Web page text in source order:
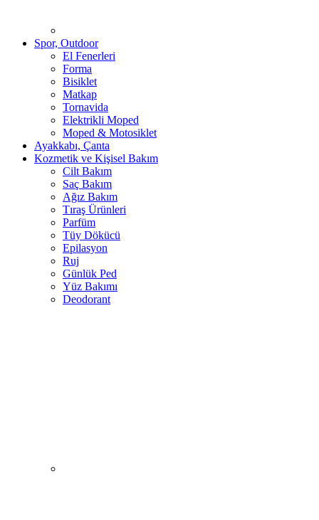
Spor, Outdoor
El Fenerleri
Forma
Bisiklet
Matkap
Tornavida
Elektrikli Moped
Moped & Motosiklet
Ayakkabı, Çanta
Kozmetik ve Kişisel Bakım
Cilt Bakım
Saç Bakım
Ağız Bakım
Tıraş Ürünleri
Parfüm
Tüy Dökücü
Epilasyon
Ruj
Günlük Ped
Yüz Bakımı
Deodorant